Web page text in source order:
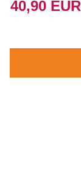
40,90 EUR